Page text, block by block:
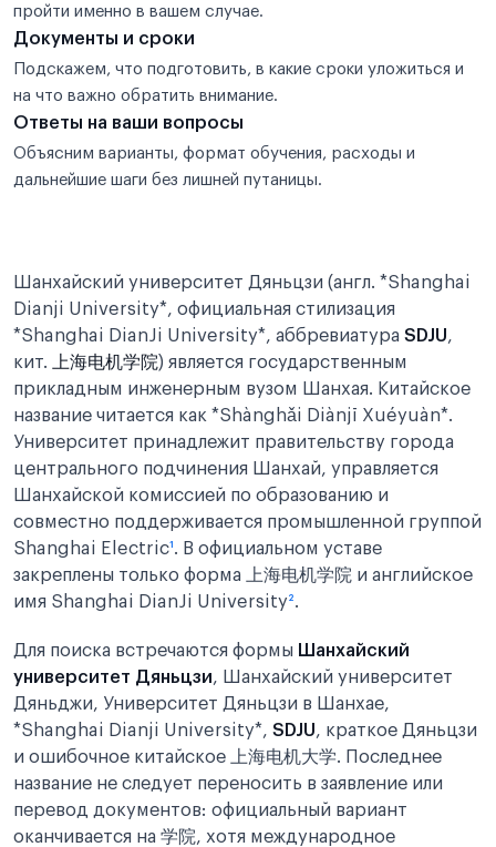
пройти именно в вашем случае.
Документы и сроки
Подскажем, что подготовить, в какие сроки уложиться и
на что важно обратить внимание.
Ответы на ваши вопросы
Объясним варианты, формат обучения, расходы и
дальнейшие шаги без лишней путаницы.
Шанхайский университет Дяньцзи (англ. *Shanghai
Dianji University*, официальная стилизация
*Shanghai DianJi University*, аббревиатура SDJU,
кит.
上海电机学院) является государственным
прикладным инженерным вузом Шанхая. Китайское
название читается как *Shànghǎi Diànjī Xuéyuàn*.
Университет принадлежит правительству города
центрального подчинения Шанхай, управляется
Шанхайской комиссией по образованию и
совместно поддерживается промышленной группой
Shanghai Electric¹. В официальном уставе
закреплены только форма 上海电机学院 и английское
имя Shanghai DianJi University².
Для поиска встречаются формы Шанхайский
университет Дяньцзи, Шанхайский университет
Дяньджи, Университет Дяньцзи в Шанхае,
*Shanghai Dianji University*, SDJU, краткое Дяньцзи
и ошибочное китайское 上海电机大学. Последнее
название не следует переносить в заявление или
перевод документов: официальный вариант
оканчивается на 学院, хотя международное